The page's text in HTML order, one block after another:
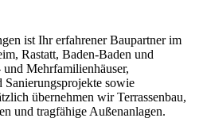
ist Ihr erfahrener Baupartner im
Rastatt, Baden-Baden und
Mehrfamilienhäuser,
sowie
übernehmen wir Terrassenbau,
und tragfähige Außenanlagen.